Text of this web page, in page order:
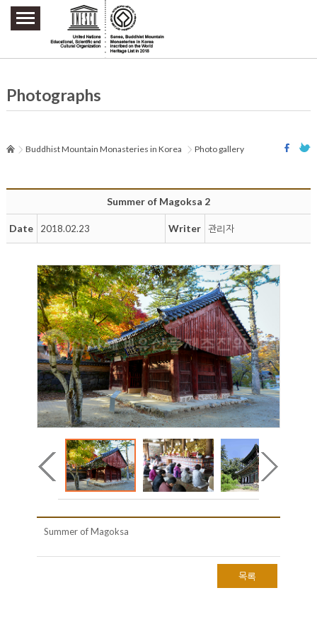
주요메뉴 바로가기
본문 바로가기
하단메뉴 바로가기
Photographs
Buddhist Mountain Monasteries in Korea Photo gallery
Summer of Magoksa 2
Date 2018.02.23 Writer 관리자
Summer of Magoksa
목록